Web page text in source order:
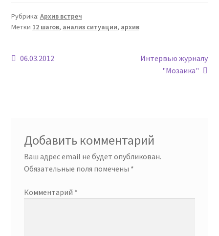
Рубрика: Архив встреч
Метки 12 шагов, анализ ситуации, архив
Навигация
Предыдущая
06.03.2012
Следующая
запись:
Интервью журналу
"Мозаика"
Добавить комментарий
Ваш адрес email не будет опубликован.
Обязательные поля помечены *
Комментарий *